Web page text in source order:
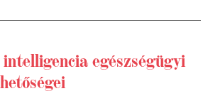
egészségügyi